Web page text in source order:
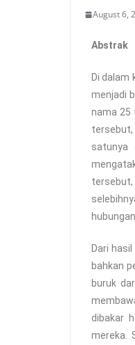
August 6,
Abstrak
Di dalam
menjadi
nama 25
satunya
Dari
bahkan
buruk
dibakar
mereka.